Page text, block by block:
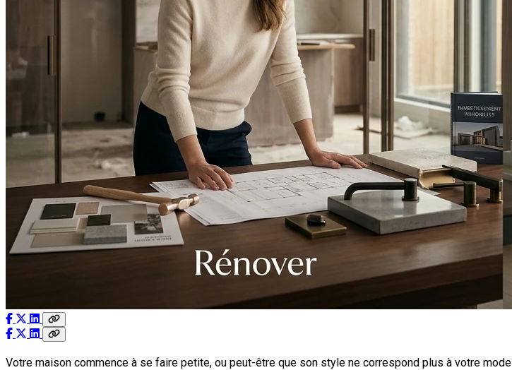
Votre maison commence à se faire petite, ou peut-être que son style ne correspond plus à votre